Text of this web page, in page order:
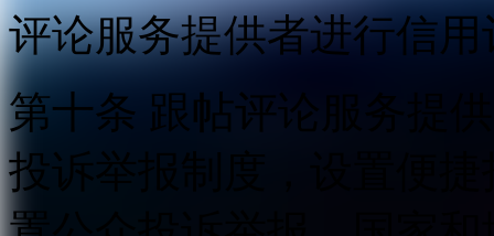
评论服务提供者进行信用
第十条 跟帖评论服务提
投诉举报制度，设置便